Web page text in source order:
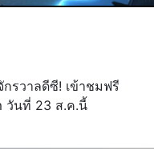
รวาลดีซี! เข้าชมฟรี
วันที่ 23 ส.ค.นี้